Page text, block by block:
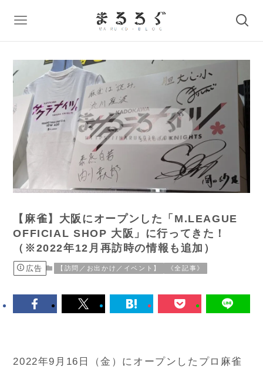
【麻雀】大阪にオープンした「M.LEAGUE
OFFICIAL SHOP 大阪」に行ってきた！
（※2022年12月再訪時の情報も追加）
広告 【訪問／お出かけ／イベント】 《全記事》
2022年9月16日（金）にオープンしたプロ麻雀